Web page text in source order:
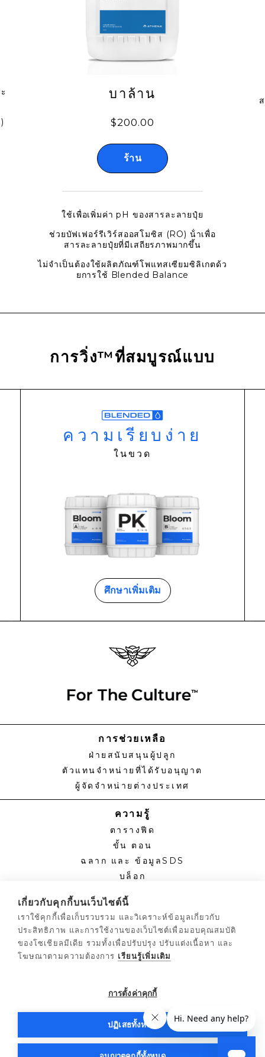
บาล้าน
$200.00
ร้าน
ใช้เพื่อเพิ่มค่า pH ของสารละลายปุ๋ย
ช่วยบัฟเฟอร์รีเวิร์สออสโมซิส (RO) น้ําเพื่อ
สารละลายปุ๋ยที่มีเสถียรภาพมากขึ้น
ไม่จําเป็นต้องใช้ผลิตภัณฑ์โพแทสเซียมซิลิเกตด้ว
ยการใช้ Blended Balance
การวิ่ง™ที่สมบูรณ์แบบ
ความเรียบง่าย
ในขวด
ศึกษาเพิ่มเติม
การช่วยเหลือ
ฝ่ายสนับสนุนผู้ปลูก
ตัวแทนจําหน่ายที่ได้รับอนุญาต
ผู้จัดจําหน่ายต่างประเทศ
ความรู้
ตารางฟีด
ขั้น ตอน
ฉลาก และ ข้อมูลSDS
บล็อก
แบบ ฟอร์ม
แอปพลิเคชันตัวแทนจําหน่าย
ผู้ปลูกเชิงพาณิชย์
นโยบายความเป็นส่วนตัว
ชอบด้วยกฎหมาย
แผนผังเว็บไซต์
เกี่ยวกับคุกกี้บนเว็บไซต์นี้
เราใช้คุกกี้เพื่อเก็บรวบรวม และวิเคราะห์ข้อมูลเกี่ยวกับ
ประสิทธิภาพ และการใช้งานของเว็บไซต์เพื่อมอบคุณสมบัติ
ของโซเชียลมีเดีย รวมทั้งเพื่อปรับปรุง ปรับแต่งเนื้อหา และ
โฆษณาตามความต้องการ เรียนรู้เพิ่มเติม
การตั้งค่าคุกกี้
ปฏิเสธทั้งหมด